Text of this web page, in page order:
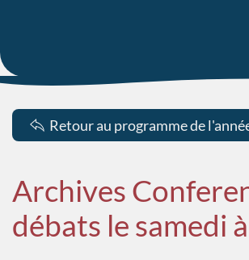
Retour au programme de
Archives
débats le samedi